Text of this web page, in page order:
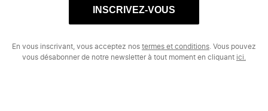
INSCRIVEZ-VOUS
En vous inscrivant, vous acceptez nos termes et conditions . Vous pouvez
vous désabonner de notre newsletter à tout moment en cliquant ici.